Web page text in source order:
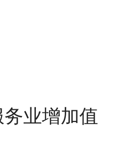
业增加值